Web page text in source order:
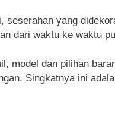
seserahan yang
dari waktu ke waktu
model dan pilihan
Singkatnya ini